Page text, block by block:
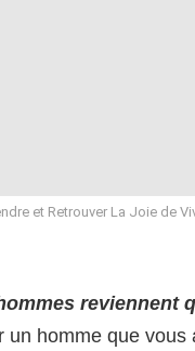
et Retrouver La Joie de
reviennent
un homme que